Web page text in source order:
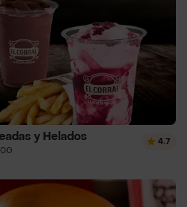
y Helados 4.7